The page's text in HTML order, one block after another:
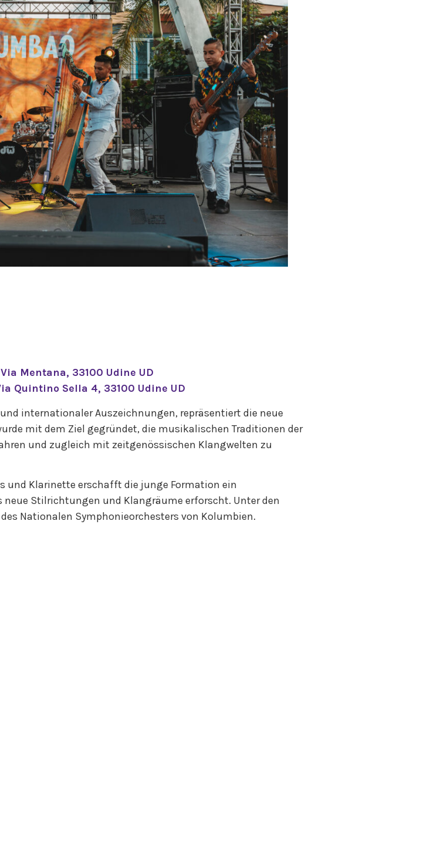
Mentana, 33100 Udine UD
Quintino Sella 4, 33100 Udine UD
internationaler Auszeichnungen, repräsentiert die neue
mit dem Ziel gegründet, die musikalischen Traditionen der
und zugleich mit zeitgenössischen Klangwelten zu
und Klarinette erschafft die junge Formation ein
Stilrichtungen und Klangräume erforscht. Unter den
Nationalen Symphonieorchesters von Kolumbien.